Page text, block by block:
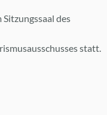
des
statt.